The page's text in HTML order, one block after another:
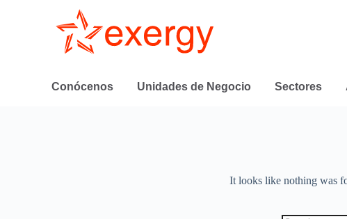
Conócenos Unidades de Negocio Sectores
It looks like nothing was